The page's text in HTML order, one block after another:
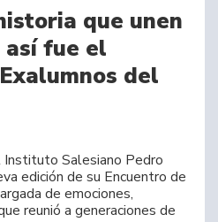
que unen
así fue el
del
Instituto Salesiano Pedro
edición de su Encuentro de
de emociones,
reunió a generaciones de